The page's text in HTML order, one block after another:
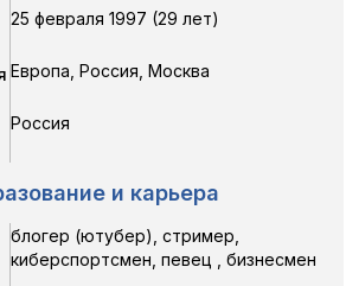
25 февраля 1997 (29 лет)
Европа, Россия, Москва
Россия
и карьера
блогер (ютубер), стример,
киберспортсмен, певец , бизнесмен